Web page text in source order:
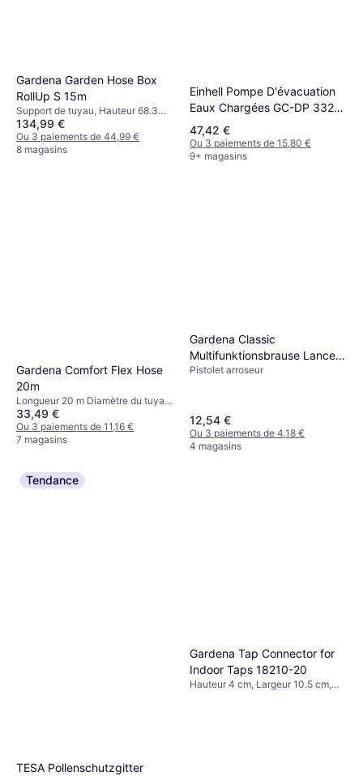
Gardena Garden Hose Box
RollUp S 15m
Support de tuyau, Hauteur 68.3
cm, Longueur 15 m Pulvérisation:
2, Diamètre du tuyau: 11 mm
134,99 €
Ou 3 paiements de 44,99 €
8 magasins
Einhell Pompe D'évacuation
Eaux Chargées GC-DP 3325
9500 L/h 6 m
47,42 €
Ou 3 paiements de 15,80 €
9+ magasins
Gardena Comfort Flex Hose
20m
Longueur 20 m Diamètre du tuyau:
13 mm
33,49 €
Ou 3 paiements de 11,16 €
7 magasins
Gardena Classic
Multifunktionsbrause Lance
Darrosage 4 Jets
Pistolet arroseur
12,54 €
Ou 3 paiements de 4,18 €
4 magasins
Tendance
TESA Pollenschutzgitter
Gardena Tap Connector for
Indoor Taps 18210-20
Hauteur 4 cm, Largeur 10.5 cm,